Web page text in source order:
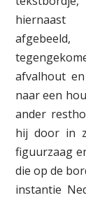
hiernaast
afgebeeld,
afvalhout
naar een
ander
hij door in
figuurzaag
die op de
instantie